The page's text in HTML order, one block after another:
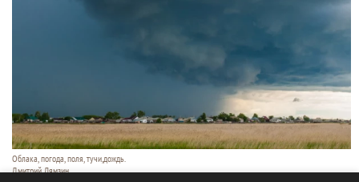
Облака, погода, поля, тучи,дождь.
Дмитрий Лямзин